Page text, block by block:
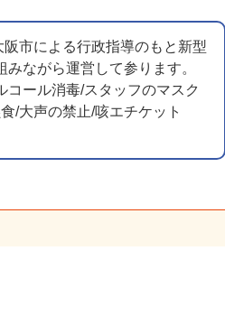
市による行政指導のもと新型
ながら運営して参ります。
ール消毒/スタッフのマスク
/大声の禁止/咳エチケット